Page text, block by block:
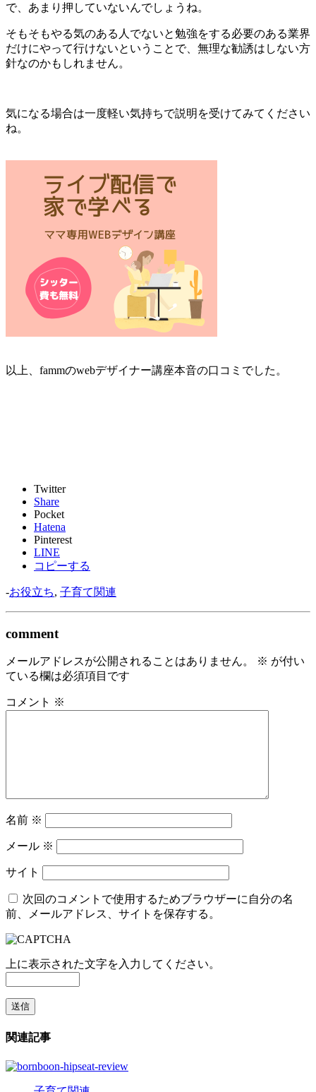
で、あまり押していないんでしょうね。
そもそもやる気のある人でないと勉強をする必要のある業界
だけにやって行けないということで、無理な勧誘はしない方
針なのかもしれません。
気になる場合は一度軽い気持ちで説明を受けてみてください
ね。
以上、fammのwebデザイナー講座本音の口コミでした。
Twitter
Share
Pocket
Hatena
Pinterest
LINE
コピーする
-お役立ち, 子育て関連
comment
メールアドレスが公開されることはありません。 ※ が付い
ている欄は必須項目です
コメント ※
名前 ※
メール ※
サイト
次回のコメントで使用するためブラウザーに自分の名
前、メールアドレス、サイトを保存する。
上に表示された文字を入力してください。
関連記事